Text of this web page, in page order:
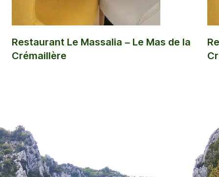
Restaurant Le Massalia – Le Mas de la
Crémaillère